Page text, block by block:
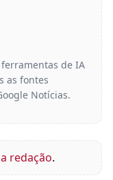
de IA
as fontes
Notícias.
redação.